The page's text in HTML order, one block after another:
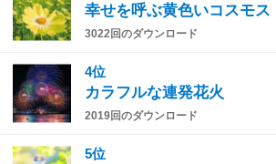
幸せを呼ぶ黄色いコスモス
3022回のダウンロード
4位
カラフルな連発花火
2019回のダウンロード
5位